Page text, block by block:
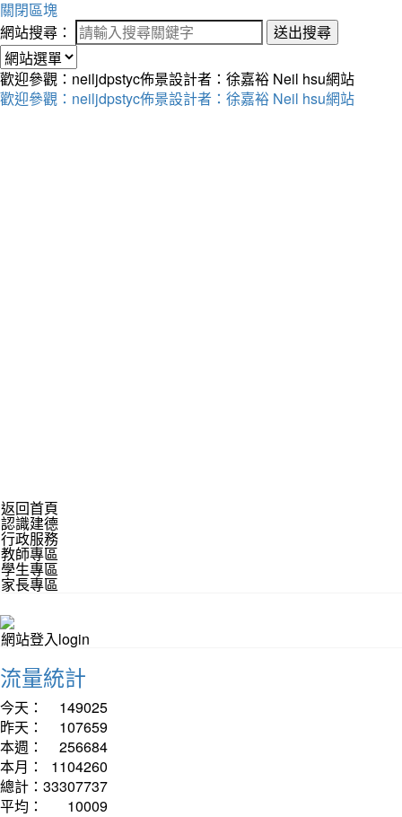
關閉區塊
網站搜尋：
送出搜尋
歡迎參觀：neiljdpstyc佈景設計者：徐嘉裕 Neil hsu網站
歡迎參觀：neiljdpstyc佈景設計者：徐嘉裕 Neil hsu網站
返回首頁
認識建德
行政服務
教師專區
學生專區
家長專區
網站登入login
流量統計
今天：
149025
昨天：
107659
本週：
256684
本月：
1104260
總計： 33307737
平均：
10009